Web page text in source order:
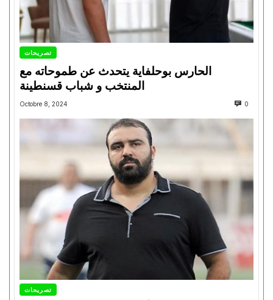
تصريحات
الحارس بوحلفاية يتحدث عن طموحاته مع
المنتخب و شباب قسنطينة
Octobre 8, 2024 0
تصريحات